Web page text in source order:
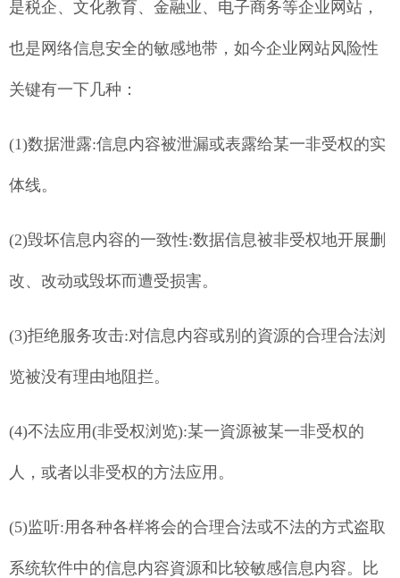
是税企、文化教育、金融业、电子商务等企业网站，
也是网络信息安全的敏感地带，如今企业网站风险性
关键有一下几种：
(1)数据泄露:信息内容被泄漏或表露给某一非受权的实
体线。
(2)毁坏信息内容的一致性:数据信息被非受权地开展删
改、改动或毁坏而遭受损害。
(3)拒绝服务攻击:对信息内容或别的資源的合理合法浏
览被没有理由地阻拦。
(4)不法应用(非受权浏览):某一資源被某一非受权的
人，或者以非受权的方法应用。
(5)监听:用各种各样将会的合理合法或不法的方式盗取
系统软件中的信息内容資源和比较敏感信息内容。比